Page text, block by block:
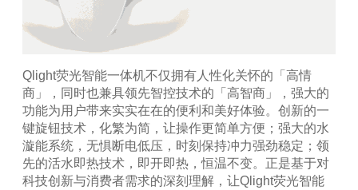
Qlight荧光智能一体机不仅拥有人性化关怀的「高情
商」，同时也兼具领先智控技术的「高智商」，强大的
功能为用户带来实实在在的便利和美好体验。创新的一
键旋钮技术，化繁为简，让操作更简单方便；强大的水
漩能系统，无惧断电低压，时刻保持冲力强劲稳定；领
先的活水即热技术，即开即热，恒温不变。正是基于对
科技创新与消费者需求的深刻理解，让Qlight荧光智能